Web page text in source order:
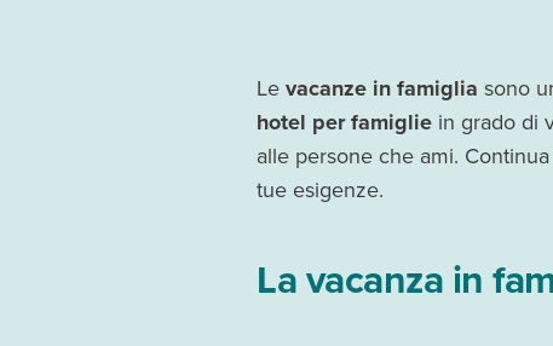
Levacanze in famiglia sono
hotel per famiglie in grado di
alle persone che ami.
tue esigenze.
La vacanza in